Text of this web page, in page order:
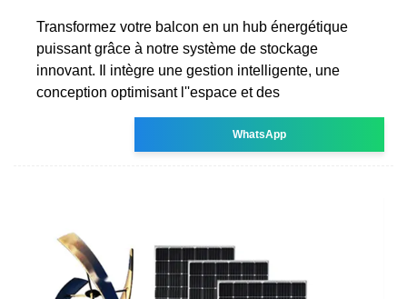
Transformez votre balcon en un hub énergétique
puissant grâce à notre système de stockage
innovant. Il intègre une gestion intelligente, une
conception optimisant l''espace et des
WhatsApp